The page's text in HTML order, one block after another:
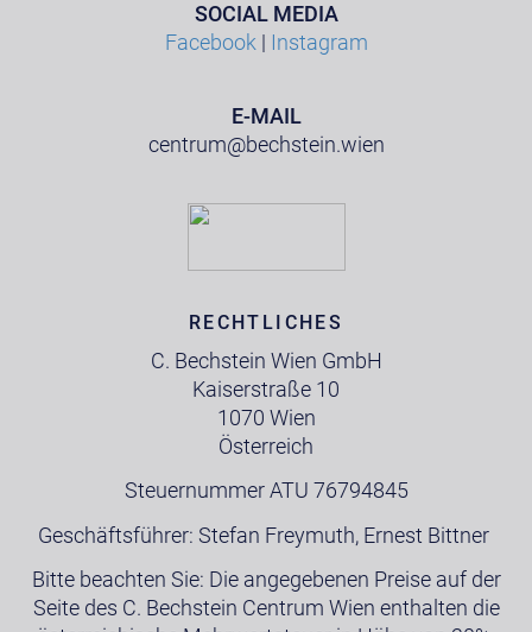
SOCIAL MEDIA
Facebook | Instagram
E-MAIL
centrum@bechstein.wien
RECHTLICHES
C. Bechstein Wien GmbH
Kaiserstraße 10
1070 Wien
Österreich
Steuernummer ATU 76794845
Geschäftsführer: Stefan Freymuth, Ernest Bittner
Bitte beachten Sie: Die angegebenen Preise auf der
Seite des C. Bechstein Centrum Wien enthalten die